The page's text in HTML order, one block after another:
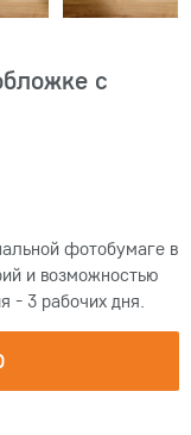
с
фотобумаге в
и возможностью
- 3 рабочих дня.